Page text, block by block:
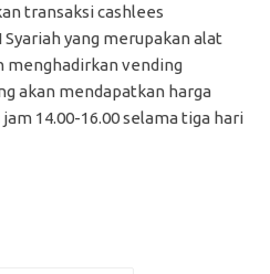
transaksi cashlees
yang merupakan alat
menghadirkan vending
akan mendapatkan harga
14.00-16.00 selama tiga hari